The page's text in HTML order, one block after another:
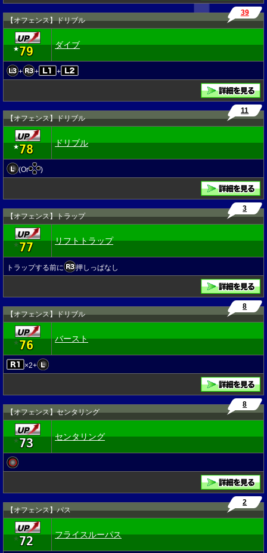
【オフェンス】ドリブル
39
★79 ダイブ
+ + +
【オフェンス】ドリブル
11
★78 ドリブル
(Or )
【オフェンス】トラップ
3
★77 リフトトラップ
トラップする前に 押しっぱなし
【オフェンス】ドリブル
8
★76 バースト
×2+
【オフェンス】センタリング
8
★73 センタリング
【オフェンス】パス
2
★72 フライスルーパス